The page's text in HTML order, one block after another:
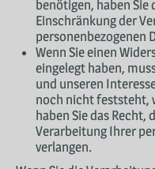
benötigen, haben Sie
Einschränkung der
personenbezogenen
Wenn Sie einen
eingelegt haben,
und unseren
noch nicht feststeht,
haben Sie das Recht,
Verarbeitung Ihrer
verlangen.